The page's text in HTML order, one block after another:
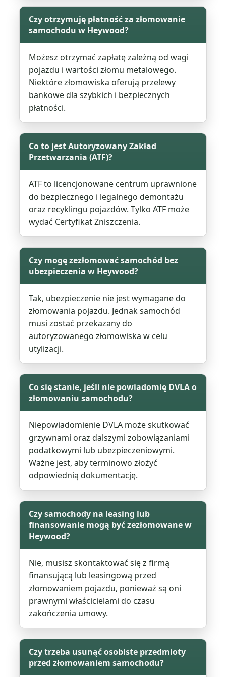
Czy otrzymuję płatność za złomowanie
samochodu w Heywood?
Możesz otrzymać zapłatę zależną od wagi
pojazdu i wartości złomu metalowego.
Niektóre złomowiska oferują przelewy
bankowe dla szybkich i bezpiecznych
płatności.
Co to jest Autoryzowany Zakład
Przetwarzania (ATF)?
ATF to licencjonowane centrum uprawnione
do bezpiecznego i legalnego demontażu
oraz recyklingu pojazdów. Tylko ATF może
wydać Certyfikat Zniszczenia.
Czy mogę zezłomować samochód bez
ubezpieczenia w Heywood?
Tak, ubezpieczenie nie jest wymagane do
złomowania pojazdu. Jednak samochód
musi zostać przekazany do
autoryzowanego złomowiska w celu
utylizacji.
Co się stanie, jeśli nie powiadomię DVLA o
złomowaniu samochodu?
Niepowiadomienie DVLA może skutkować
grzywnami oraz dalszymi zobowiązaniami
podatkowymi lub ubezpieczeniowymi.
Ważne jest, aby terminowo złożyć
odpowiednią dokumentację.
Czy samochody na leasing lub
finansowanie mogą być zezłomowane w
Heywood?
Nie, musisz skontaktować się z firmą
finansującą lub leasingową przed
złomowaniem pojazdu, ponieważ są oni
prawnymi właścicielami do czasu
zakończenia umowy.
Czy trzeba usunąć osobiste przedmioty
przed złomowaniem samochodu?